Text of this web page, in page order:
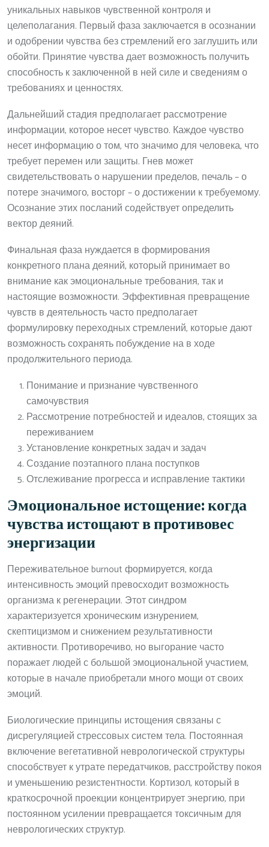
уникальных навыков чувственной контроля и
целеполагания. Первый фаза заключается в осознании
и одобрении чувства без стремлений его заглушить или
обойти. Принятие чувства дает возможность получить
способность к заключенной в ней силе и сведениям о
требованиях и ценностях.
Дальнейший стадия предполагает рассмотрение
информации, которое несет чувство. Каждое чувство
несет информацию о том, что значимо для человека, что
требует перемен или защиты. Гнев может
свидетельствовать о нарушении пределов, печаль – о
потере значимого, восторг – о достижении к требуемому.
Осознание этих посланий содействует определить
вектор деяний.
Финальная фаза нуждается в формирования
конкретного плана деяний, который принимает во
внимание как эмоциональные требования, так и
настоящие возможности. Эффективная превращение
чувств в деятельность часто предполагает
формулировку переходных стремлений, которые дают
возможность сохранять побуждение на в ходе
продолжительного периода.
Понимание и признание чувственного
самочувствия
Рассмотрение потребностей и идеалов, стоящих за
переживанием
Установление конкретных задач и задач
Создание поэтапного плана поступков
Отслеживание прогресса и исправление тактики
Эмоциональное истощение: когда
чувства истощают в противовес
энергизации
Переживательное burnout формируется, когда
интенсивность эмоций превосходит возможность
организма к регенерации. Этот синдром
характеризуется хроническим изнурением,
скептицизмом и снижением результативности
активности. Противоречиво, но выгорание часто
поражает людей с большой эмоциональной участием,
которые в начале приобретали много мощи от своих
эмоций.
Биологические принципы истощения связаны с
дисрегуляцией стрессовых систем тела. Постоянная
включение вегетативной неврологической структуры
способствует к утрате передатчиков, расстройству покоя
и уменьшению резистентности. Кортизол, который в
краткосрочной проекции концентрирует энергию, при
постоянном усилении превращается токсичным для
неврологических структур.